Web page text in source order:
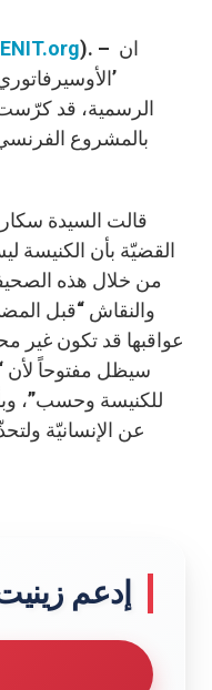
). – ان
الرسمية، قد
بالمشروع
قالت السيدة
القضيّة بأن الكنيسة
من خلال هذه
والنقاش “قبل
عواقبها قد تكون غير
سيظل مفتوحاً
للكنيسة وحسب”،
عن الإنسانيّة
إدعم